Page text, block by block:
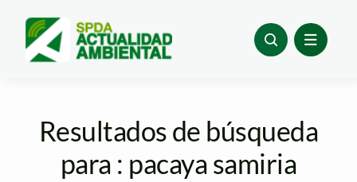
content
Resultados de búsqueda
para : pacaya samiria